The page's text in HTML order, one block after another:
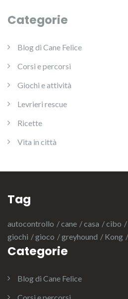
Categorie
Blog di Cane Felice
Corsi e percorsi
Giochi e attività
Levrieri rescue
Ricette
Vita in città
Tag
autocontrollo cane casa cibo
giochi
gioco greyhound Kong
Categorie
Blog di Cane Felice